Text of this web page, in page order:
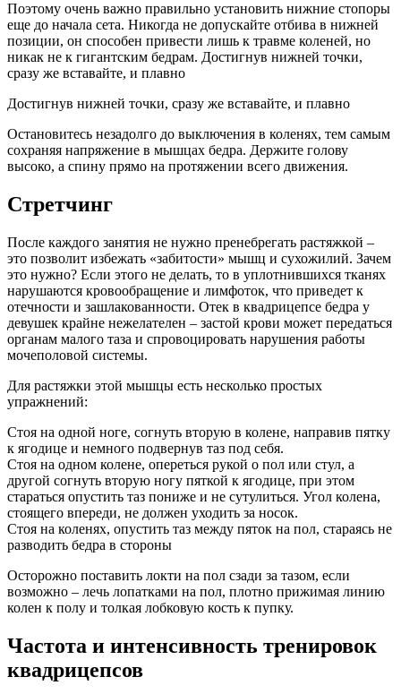
Поэтому очень важно правильно установить нижние стопоры
еще до начала сета. Никогда не допускайте отбива в нижней
позиции, он способен привести лишь к травме коленей, но
никак не к гигантским бедрам. Достигнув нижней точки,
сразу же вставайте, и плавно
Достигнув нижней точки, сразу же вставайте, и плавно
Остановитесь незадолго до выключения в коленях, тем самым
сохраняя напряжение в мышцах бедра. Держите голову
высоко, а спину прямо на протяжении всего движения.
Стретчинг
После каждого занятия не нужно пренебрегать растяжкой –
это позволит избежать «забитости» мышц и сухожилий. Зачем
это нужно? Если этого не делать, то в уплотнившихся тканях
нарушаются кровообращение и лимфоток, что приведет к
отечности и зашлакованности. Отек в квадрицепсе бедра у
девушек крайне нежелателен – застой крови может передаться
органам малого таза и спровоцировать нарушения работы
мочеполовой системы.
Для растяжки этой мышцы есть несколько простых
упражнений:
Стоя на одной ноге, согнуть вторую в колене, направив пятку
к ягодице и немного подвернув таз под себя.
Стоя на одном колене, опереться рукой о пол или стул, а
другой согнуть вторую ногу пяткой к ягодице, при этом
стараться опустить таз пониже и не сутулиться. Угол колена,
стоящего впереди, не должен уходить за носок.
Стоя на коленях, опустить таз между пяток на пол, стараясь не
разводить бедра в стороны
Осторожно поставить локти на пол сзади за тазом, если
возможно – лечь лопатками на пол, плотно прижимая линию
колен к полу и толкая лобковую кость к пупку.
Частота и интенсивность тренировок
квадрицепсов